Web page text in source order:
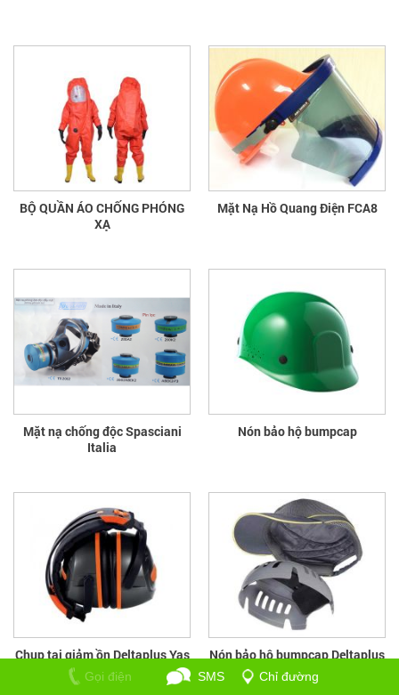
BỘ QUẦN ÁO CHỐNG PHÓNG
XẠ
Mặt Nạ Hồ Quang Điện FCA8
Mặt nạ chống độc Spasciani
Italia
Nón bảo hộ bumpcap
Chụp tai giảm ồn Deltaplus Yas
Marina/Interlagos
Nón bảo hộ bumpcap Deltaplus
Gọi điện SMS Chỉ đường